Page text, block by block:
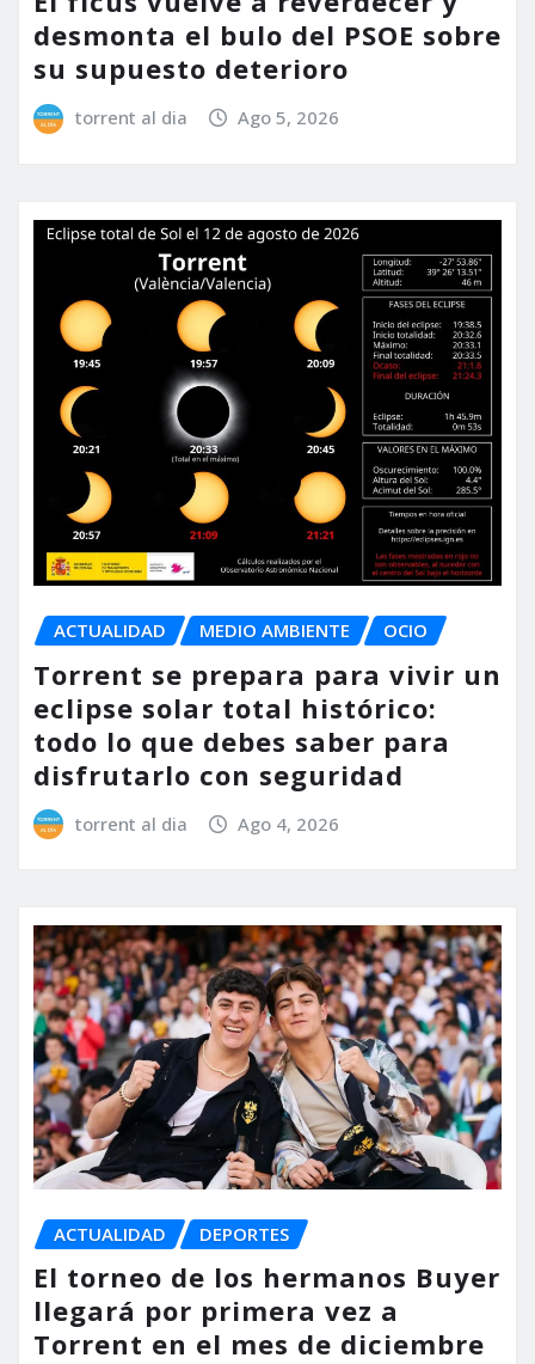
desmonta el bulo del PSOE sobre
su supuesto deterioro
torrent al dia Ago 5, 2026
ACTUALIDAD MEDIO AMBIENTE OCIO
Torrent se prepara para vivir un
eclipse solar total histórico:
todo lo que debes saber para
disfrutarlo con seguridad
torrent al dia Ago 4, 2026
ACTUALIDAD DEPORTES
El torneo de los hermanos Buyer
llegará por primera vez a
Torrent en el mes de diciembre